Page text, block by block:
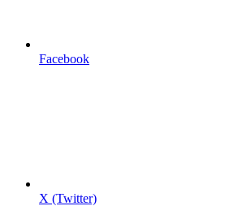
Facebook
X (Twitter)